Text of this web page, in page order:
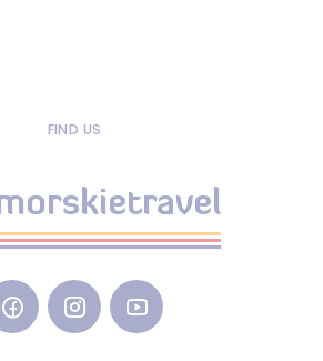
FIND US